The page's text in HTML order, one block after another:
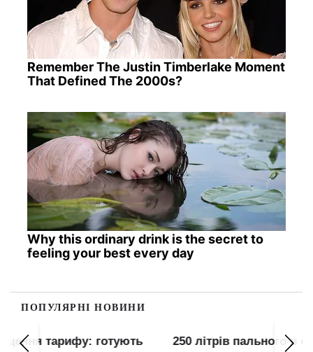
Remember The Justin Timberlake Moment
That Defined The 2000s?
Why this ordinary drink is the secret to
feeling your best every day
ПОПУЛЯРНІ НОВИНИ
250 літрів пального в одні руки: мережі АЗС